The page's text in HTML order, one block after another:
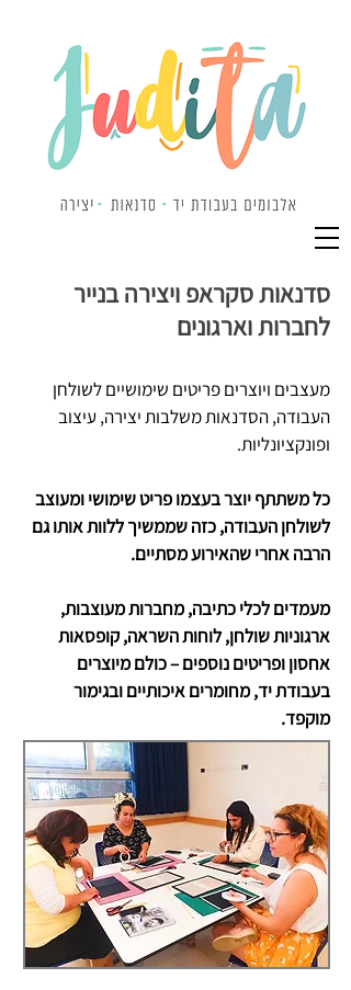
סדנאות סקראפ ויצירה בנייר
לחברות וארגונים
מעצבים ויוצרים פריטים שימושיים לשולחן
העבודה, הסדנאות משלבות יצירה, עיצוב
ופונקציונליות.
כל משתתף יוצר בעצמו פריט שימושי ומעוצב
לשולחן העבודה, כזה שממשיך ללוות אותו גם
הרבה אחרי שהאירוע מסתיים.
מעמדים לכלי כתיבה, מחברות מעוצבות,
ארגוניות שולחן, לוחות השראה, קופסאות
אחסון ופריטים נוספים – כולם מיוצרים
בעבודת יד, מחומרים איכותיים ובגימור
מוקפד.